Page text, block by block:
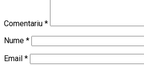
Comentariu *
Nume *
Email *